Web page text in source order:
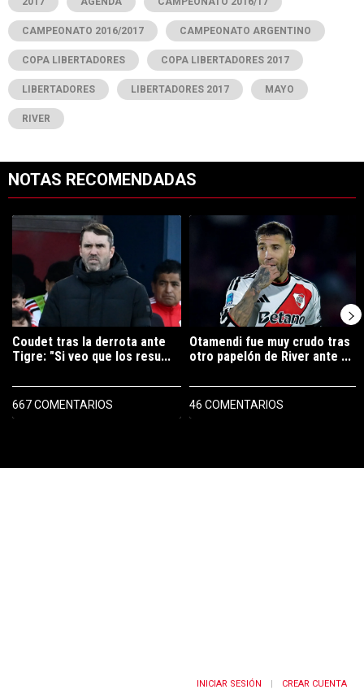
CAMPEONATO 2016/2017 CAMPEONATO ARGENTINO
COPA LIBERTADORES COPA LIBERTADORES 2017
LIBERTADORES LIBERTADORES 2017 MAYO
RIVER
NOTAS RECOMENDADAS
Un artículo de tendencia con el título "Coudet tras la derrota ante
Coudet tras la derrota ante
Tigre: "Si veo que los resu...
667 COMENTARIOS
Un artículo de tendencia con el
Otamendi fue muy crudo tras
otro papelón de River ante ...
46 COMENTARIOS
INICIAR SESIÓN CREAR CUENTA